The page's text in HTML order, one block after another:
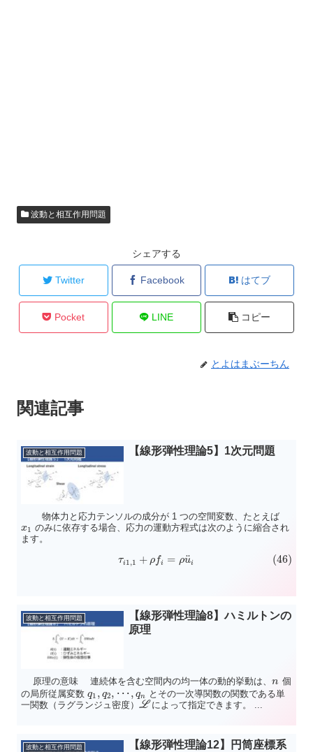
波動と相互作用問題
シェアする
Twitter Facebook はてブ
Pocket LINE コピー
とよはまぶーちん
関連記事
波動と相互作用問題 【線形弾性理論5】1次元問題
物体力と応力テンソルの成分が 1 つの空間変数、たとえば
x1 のみに依存する場合、応力の運動方程式は次のように縮合され
ます。
τi1,1 + ρ fi = ρu
¨i (46)
波動と相互作用問題
【線形弾性理論8】ハミルトンの
原理
原理の意味 連続体を含む空間内の均一体の動的挙動は、 n 個
の局所従属変数 q1 , q2, ･ ･ ･ , qn
とその一次導関数の関数である単
一関数（ラグランジュ密度） Lによって指定できます。 ...
波動と相互作用問題
【線形弾性理論12】円筒座標系